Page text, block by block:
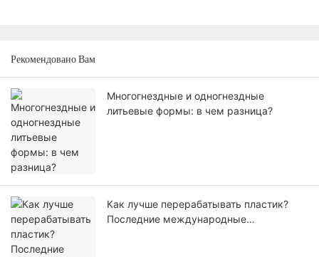
Рекомендовано Вам
Многогнездные и одногнездные
литьевые формы: в чем разница?
Как лучше перерабатывать пластик?
Последние международные